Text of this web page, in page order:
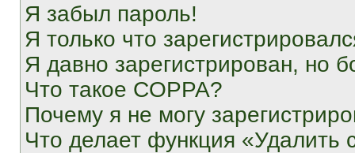
Я забыл пароль!
Я только что
Я давно зарегистрирован, но
Что такое COPPA?
Почему я не могу
Что делает функция «Удалить